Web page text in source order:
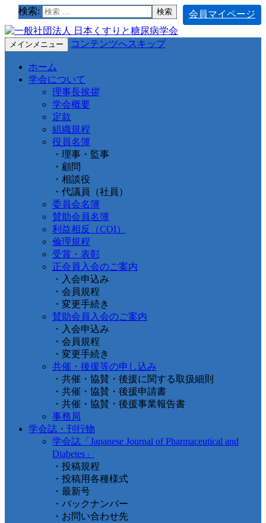
会員マイページ
検索:
メインメニュー コンテンツへスキップ
ホーム
学会について
理事長挨拶
学会概要
定款
組織規程
役員名簿
・理事・監事
・顧問
・相談役
・代議員（社員）
委員会名簿
賛助会員名簿
利益相反（COI）
倫理規程
受賞・表彰
正会員入会のご案内
・入会申込み
・会員規程
・変更手続き
賛助会員入会のご案内
・入会申込み
・会員規程
・変更手続き
共催・後援等の申し込み
・共催・協賛・後援に関する取扱細則
・共催・協賛・後援申請書
・共催・協賛・後援事業報告書
事務局
学会誌・刊行物
学会誌「Japanese Journal of Pharmaceutical and
Diabetes」
・投稿規程
・投稿用各種様式
・最新号
・バックナンバー
・お問い合わせ先